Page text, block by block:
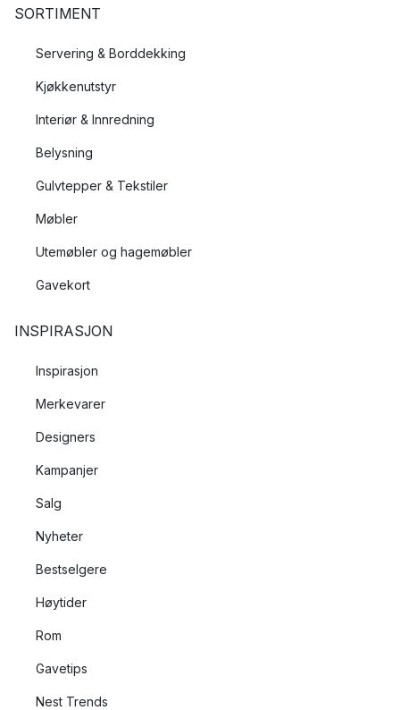
SORTIMENT
Servering & Borddekking
Kjøkkenutstyr
Interiør & Innredning
Belysning
Gulvtepper & Tekstiler
Møbler
Utemøbler og hagemøbler
Gavekort
INSPIRASJON
Inspirasjon
Merkevarer
Designers
Kampanjer
Salg
Nyheter
Bestselgere
Høytider
Rom
Gavetips
Nest Trends